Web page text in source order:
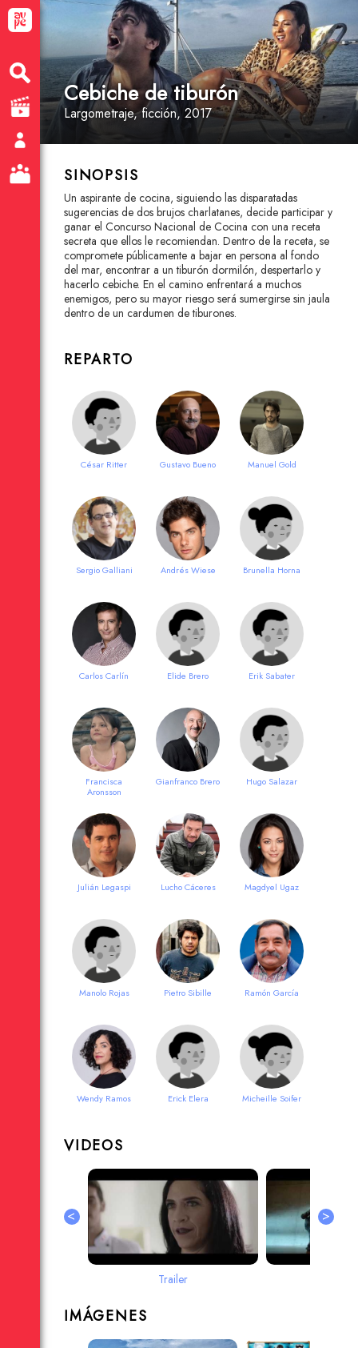
Cebiche de tiburón
Largometraje, ficción, 2017
SINOPSIS
Un aspirante de cocina, siguiendo las disparatadas
sugerencias de dos brujos charlatanes, decide participar y
ganar el Concurso Nacional de Cocina con una receta
secreta que ellos le recomiendan. Dentro de la receta, se
compromete públicamente a bajar en persona al fondo
del mar, encontrar a un tiburón dormilón, despertarlo y
hacerlo cebiche. En el camino enfrentará a muchos
enemigos, pero su mayor riesgo será sumergirse sin jaula
dentro de un cardumen de tiburones.
REPARTO
César Ritter Gustavo Bueno Manuel Gold
Sergio Galliani Andrés Wiese Brunella Horna
Carlos Carlín Elide Brero Erik Sabater
Francisca
Aronsson
Gianfranco Brero Hugo Salazar
Julián Legaspi Lucho Cáceres Magdyel Ugaz
Manolo Rojas Pietro Sibille Ramón García
Wendy Ramos Erick Elera Micheille Soifer
VIDEOS
<
Trailer
>
IMÁGENES